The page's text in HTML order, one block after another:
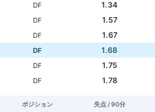
DF
1.34
DF
1.57
DF
1.67
DF
1.68
DF
1.75
DF 1.78
ポジション 失点 / 90分